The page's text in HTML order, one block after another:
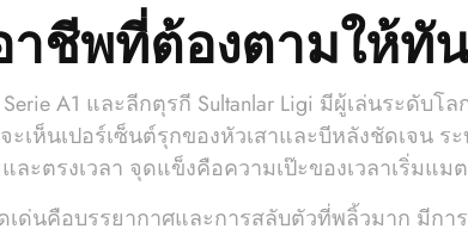
าชีพที่ต้องตามให้ทั
A1 และลีกตุรกี Sultanlar Ligi มีผู้เล่นระดับ
เห็นเปอร์เซ็นต์รุกของหัวเสาและบีหลังชัดเจน
และตรงเวลา จุดแข็งคือความเป๊ะของเวลาเริ่ม
เด่นคือบรรยากาศและการสลับตัวที่พลิ้วมาก มีก